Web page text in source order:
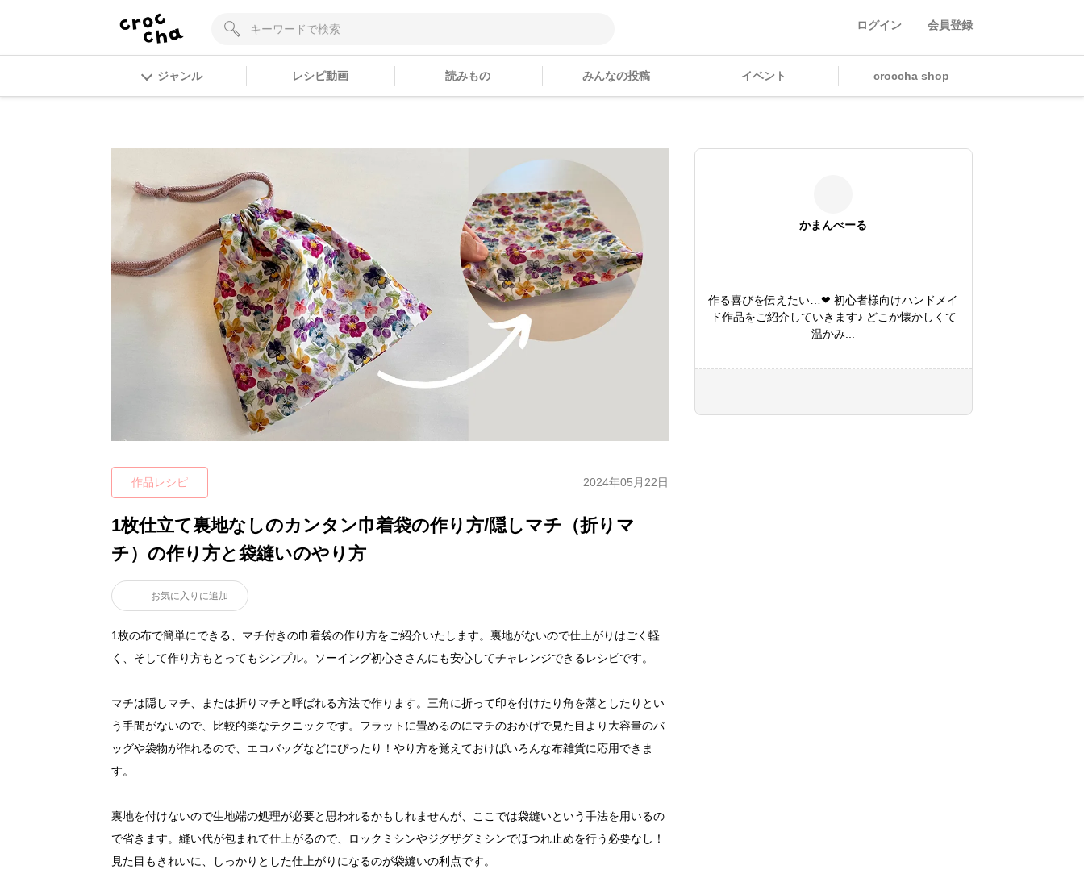
ログイン 会員登録
ジャンル レシピ動画 読みもの みんなの投稿 イベント croccha shop
作品レシピ 2024年05月22日
1枚仕立て裏地なしのカンタン巾着袋の作り方/隠しマチ（折りマ
チ）の作り方と袋縫いのやり方
お気に入りに追加
1枚の布で簡単にできる、マチ付きの巾着袋の作り方をご紹介いたします。裏地がないので仕上がりはごく軽
く、そして作り方もとってもシンプル。ソーイング初心ささんにも安心してチャレンジできるレシピです。
マチは隠しマチ、または折りマチと呼ばれる方法で作ります。三角に折って印を付けたり角を落としたりとい
う手間がないので、比較的楽なテクニックです。フラットに畳めるのにマチのおかげで見た目より大容量のバ
ッグや袋物が作れるので、エコバッグなどにぴったり！やり方を覚えておけばいろんな布雑貨に応用できま
す。
裏地を付けないので生地端の処理が必要と思われるかもしれませんが、ここでは袋縫いという手法を用いるの
で省きます。縫い代が包まれて仕上がるので、ロックミシンやジグザグミシンでほつれ止めを行う必要なし！
見た目もきれいに、しっかりとした仕上がりになるのが袋縫いの利点です。
かまんべーる
作る喜びを伝えたい…❤ 初心者様向けハンドメイ
ド作品をご紹介していきます♪ どこか懐かしくて
温かみ...